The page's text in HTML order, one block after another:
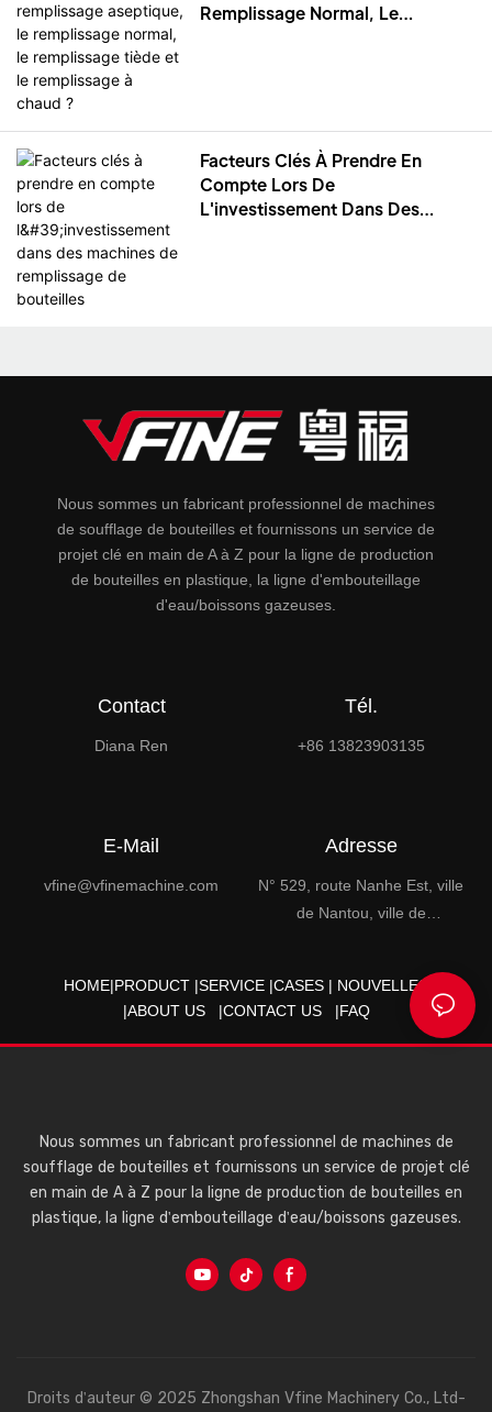
Remplissage Normal, Le
Facteurs Clés À Prendre En
Compte Lors De
L'investissement Dans Des
Nous sommes un fabricant professionnel de machines
de soufflage de bouteilles et fournissons un service de
projet clé en main de A à Z pour la ligne de production
de bouteilles en plastique, la ligne d'embouteillage
d'eau/boissons gazeuses.
Contact
Diana Ren
Tél.
+86 13823903135
E-Mail
vfine@vfinemachine.com
Adresse
N° 529, route Nanhe Est, ville
de Nantou, ville de
HOME|PRODUCT |SERVICE |CASES | NOUVELLES
|ABOUT US |CONTACT US |FAQ
Nous sommes un fabricant professionnel de machines de
soufflage de bouteilles et fournissons un service de projet clé
en main de A à Z pour la ligne de production de bouteilles en
plastique, la ligne d'embouteillage d'eau/boissons gazeuses.
Droits d'auteur © 2025 Zhongshan Vfine Machinery Co., Ltd-